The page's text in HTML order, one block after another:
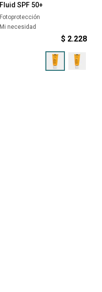
Fluid SPF 50+
Fotoprotección
Mi necesidad
$ 2.228